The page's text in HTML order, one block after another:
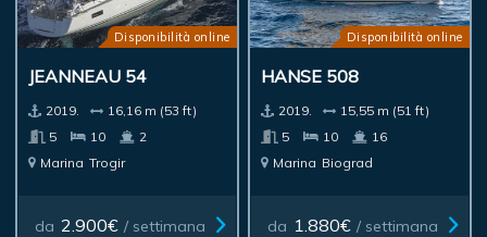
Disponibilità online
JEANNEAU 54
2019.
16,16 m (53 ft)
5
10
2
Marina Trogir
da 2.900€ / settimana
Disponibilità online
HANSE 508
2019.
15,55 m (51 ft)
5
10
16
Marina Biograd
da 1.880€ / settimana